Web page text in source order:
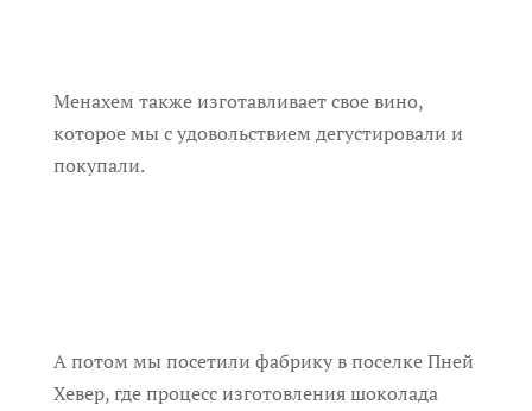
Менахем также изготавливает свое вино,
которое мы с удовольствием дегустировали и
покупали.
А потом мы посетили фабрику в поселке Пней
Хевер, где процесс изготовления шоколада